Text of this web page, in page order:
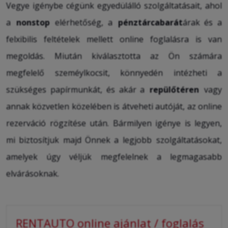
Vegye igénybe cégünk egyedülálló szolgáltatásait, ahol
a nonstop elérhetőség, a pénztárcabarátárak és a
felxibilis feltételek mellett online foglalásra is van
megoldás. Miután kiválasztotta az Ön számára
megfelelő szeméylkocsit, könnyedén intézheti a
szükséges papírmunkát, és akár a repülőtéren vagy
annak közvetlen közelében is átveheti autóját, az online
rezerváció rögzítése után. Bármilyen igénye is legyen,
mi biztosítjuk majd Önnek a legjobb szolgáltatásokat,
amelyek úgy véljük megfelelnek a legmagasabb
elvárásoknak.
RENTAUTO online ajánlat / foglalás